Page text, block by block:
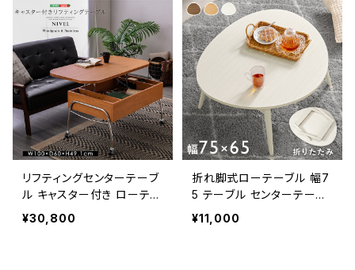
リフティングセンターテーブ
ル キャスター付き ローテー
ブル テーブル リフティング
テーブル 新生活 模様替え
¥30,800
折れ脚式ローテーブル 幅7
5 テーブル センターテーブ
ル リビングテーブル 模様替
え 一人暮らし
¥11,000